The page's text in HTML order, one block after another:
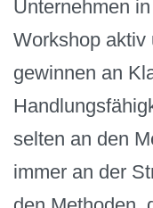
Unternehmen
Workshop aktiv
gewinnen an
selten an den
immer an der